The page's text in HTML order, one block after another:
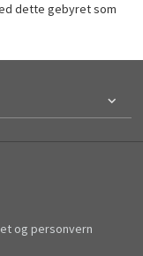
dette gebyret som
og personvern